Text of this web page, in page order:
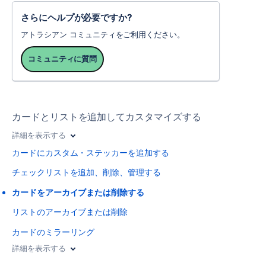
さらにヘルプが必要ですか?
アトラシアン コミュニティをご利用ください。
コミュニティに質問
カードとリストを追加してカスタマイズする
詳細を表示する
カードにカスタム・ステッカーを追加する
チェックリストを追加、削除、管理する
カードをアーカイブまたは削除する
リストのアーカイブまたは削除
カードのミラーリング
詳細を表示する